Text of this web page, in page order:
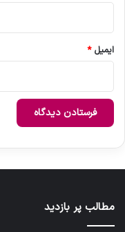
ایمیل*
مطالب پر بازدید